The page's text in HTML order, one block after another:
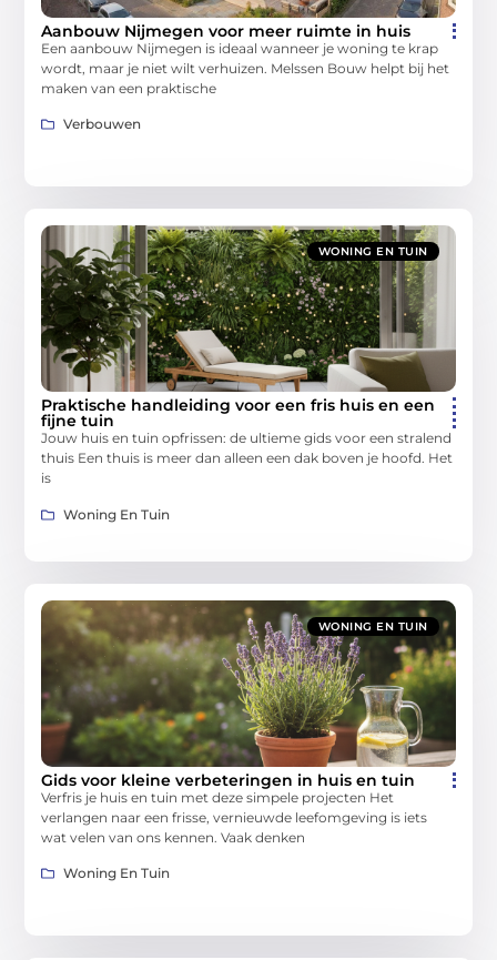
Aanbouw Nijmegen voor meer ruimte in huis
Een aanbouw Nijmegen is ideaal wanneer je woning te krap
wordt, maar je niet wilt verhuizen. Melssen Bouw helpt bij het
maken van een praktische
Verbouwen
WONING EN TUIN
Praktische handleiding voor een fris huis en een
fijne tuin
Jouw huis en tuin opfrissen: de ultieme gids voor een stralend
thuis Een thuis is meer dan alleen een dak boven je hoofd. Het
is
Woning En Tuin
WONING EN TUIN
Gids voor kleine verbeteringen in huis en tuin
Verfris je huis en tuin met deze simpele projecten Het
verlangen naar een frisse, vernieuwde leefomgeving is iets
wat velen van ons kennen. Vaak denken
Woning En Tuin